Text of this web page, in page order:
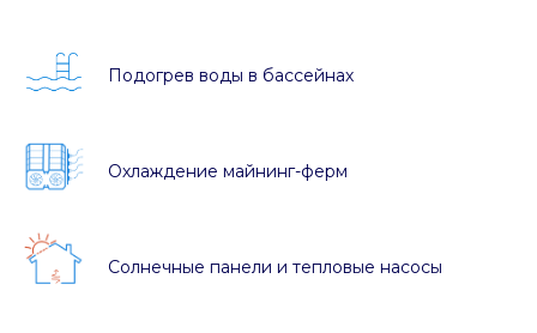
Подогрев воды в бассейнах
Охлаждение майнинг-ферм
Солнечные панели и тепловые насосы